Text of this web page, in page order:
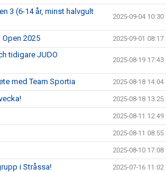
3 (6-14 år, minst halvgult
2025-09-04 10:30
2025 2025-09-01 08:17
tidigare JUDO
2025-08-19 17:43
med Team Sportia 2025-08-18 14:04
2025-08-18 13:25
2025-08-11 12:49
2025-08-11 08:55
2025-08-10 17:08
i Stråssa! 2025-07-16 11:02